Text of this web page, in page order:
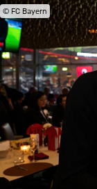
© FC Bayern